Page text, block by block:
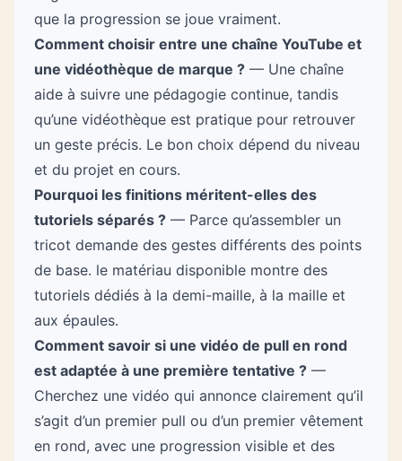
que la progression se joue vraiment.
Comment choisir entre une chaîne YouTube et
une vidéothèque de marque ? — Une chaîne
aide à suivre une pédagogie continue, tandis
qu’une vidéothèque est pratique pour retrouver
un geste précis. Le bon choix dépend du niveau
et du projet en cours.
Pourquoi les finitions méritent-elles des
tutoriels séparés ? — Parce qu’assembler un
tricot demande des gestes différents des points
de base. le matériau disponible montre des
tutoriels dédiés à la demi-maille, à la maille et
aux épaules.
Comment savoir si une vidéo de pull en rond
est adaptée à une première tentative ? —
Cherchez une vidéo qui annonce clairement qu’il
s’agit d’un premier pull ou d’un premier vêtement
en rond, avec une progression visible et des